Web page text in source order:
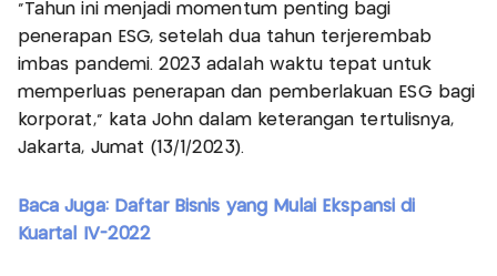
“Tahun ini menjadi momentum penting bagi
penerapan ESG, setelah dua tahun terjerembab
imbas pandemi. 2023 adalah waktu tepat untuk
memperluas penerapan dan pemberlakuan ESG bagi
korporat,” kata John dalam keterangan tertulisnya,
Jakarta, Jumat (13/1/2023).
Baca Juga: Daftar Bisnis yang Mulai Ekspansi di
Kuartal IV-2022